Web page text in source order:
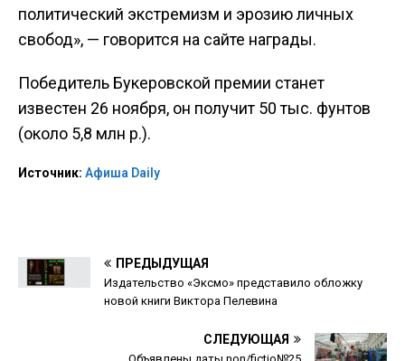
политический экстремизм и эрозию личных
свобод», — говорится на сайте награды.
Победитель Букеровской премии станет
известен 26 ноября, он получит 50 тыс. фунтов
(около 5,8 млн р.).
Источник: Афиша Daily
ПРЕДЫДУЩАЯ
Издательство «Эксмо» представило обложку
новой книги Виктора Пелевина
СЛЕДУЮЩАЯ